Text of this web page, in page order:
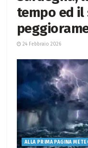
tempo ed il
24 Febbraio 2026
ALLA PRIMA PAGINA